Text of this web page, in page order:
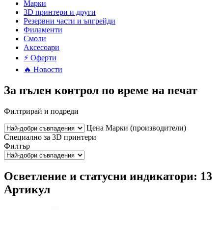
Mарки
3D принтери и други
Резервни части и ъпгрейди
Филаменти
Смоли
Аксесоари
⚡ Оферти
🔥 Новости
За пълен контрол по време на печат
Филтрирай и подреди
Цена Марки (производители)
Специално за 3D принтери
Филтър
Осветление и статусни индикатори: 13
Артикул